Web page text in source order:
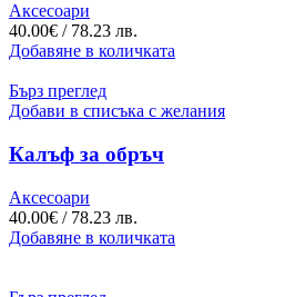
Аксесоари
40.00€ / 78.23 лв.
Добавяне в количката
Бърз преглед
Добави в списъка с желания
Калъф за обръч
Аксесоари
40.00€ / 78.23 лв.
Добавяне в количката